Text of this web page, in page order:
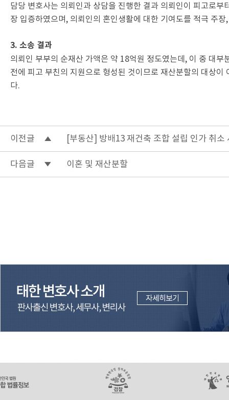
담당 변호사는 의뢰인과 상담을 진행한 결과 의뢰인이 피고로
장 입증하였으며, 의뢰인의 혼인생활에 대한 기여도를 적극 주
3. 소송 결과
의뢰인 부부의 순재산 가액은 약 18억원 정도였는데, 이 중 대
전에 피고 부친의 지원으로 형성된 것이므로 재산분할의 대상
다.
이전글 [부동산] 방배13 재건축 조합 설립 인가 취소
다음글 이혼 및 재산분할